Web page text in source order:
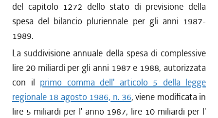
del capitolo 1272 dello stato di previsione della
spesa del bilancio pluriennale per gli anni 1987-
1989.
La suddivisione annuale della spesa di complessive
lire 20 miliardi per gli anni 1987 e 1988, autorizzata
con il primo comma dell' articolo 5 della legge
regionale 18 agosto 1986, n. 36, viene modificata in
lire 5 miliardi per l' anno 1987, lire 10 miliardi per l'